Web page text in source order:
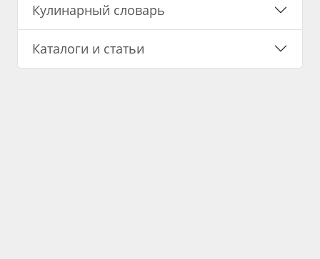
Кулинарный словарь
Каталоги и статьи